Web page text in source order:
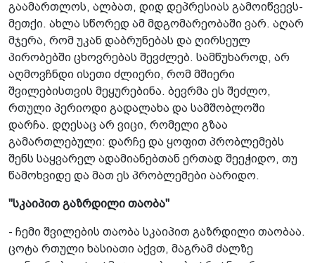
გაამართლოს, ალბათ, დიდ დეპრესიას გამოიწვევს-
მეთქი. ახლა სწორედ ამ მდგომარეობაში ვარ. აღარ
მჯერა, რომ უკან დაბრუნებას და ღირსეულ
პირობებში ცხოვრებას შევძლებ. სამწუხაროდ, არ
აღმოვჩნდი ისეთი ძლიერი, რომ მშიერი
შვილებისთვის მეყურებინა. ბევრმა ეს შეძლო,
რთული პერიოდი გადალახა და სამშობლოში
დარჩა. დღესაც არ ვიცი, რომელი გზაა
გამართლებული: დარჩე და ყოფით პრობლემებს
შენს საყვარელ ადამიანებთან ერთად შეეჭიდო, თუ
წამოხვიდე და მათ ეს პრობლემები აარიდო.
"სკაიპით გაზრდილი თაობა"
- ჩემი შვილების თაობა სკაიპით გაზრდილი თაობაა.
ცოტა რთული ხასიათი აქვთ, მაგრამ ძალზე